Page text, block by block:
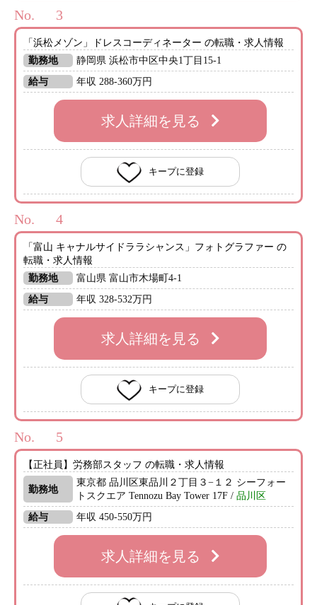
No.
「浜松メゾン」ドレスコーディネーター の転職・求人情報
勤務地
静岡県 浜松市中区中央1丁目15-1
給与
年収 288-360万円
求人詳細を見る
キープに登録
No.
「富山 キャナルサイドララシャンス」フォトグラファー の
転職・求人情報
勤務地
富山県 富山市木場町4-1
給与
年収 328-532万円
求人詳細を見る
キープに登録
No.
【正社員】労務部スタッフ の転職・求人情報
勤務地
東京都 品川区東品川２丁目３−１２ シーフォー
トスクエア Tennozu Bay Tower 17F / 品川区
給与
年収 450-550万円
求人詳細を見る